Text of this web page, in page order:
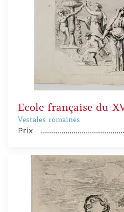
Ecole française du
Vestales romaines
Prix